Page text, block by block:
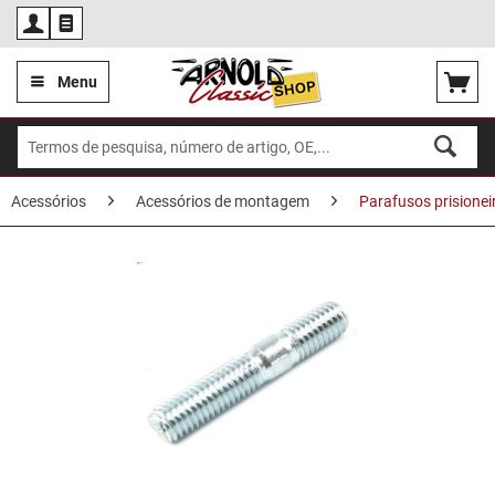
Menu
Acessórios Acessórios de montagem Parafusos